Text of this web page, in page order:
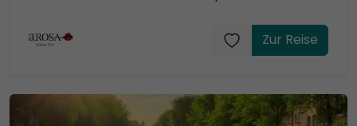
Zur Reise